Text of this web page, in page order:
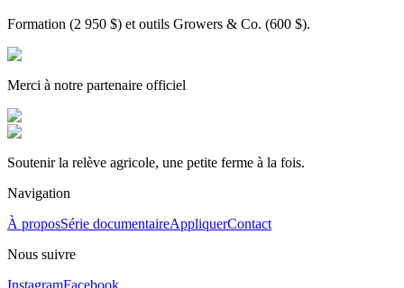
Formation (2 950 $) et outils Growers & Co. (600 $).
Merci à notre partenaire officiel
Soutenir la relève agricole, une petite ferme à la fois.
Navigation
À proposSérie documentaireAppliquerContact
Nous suivre